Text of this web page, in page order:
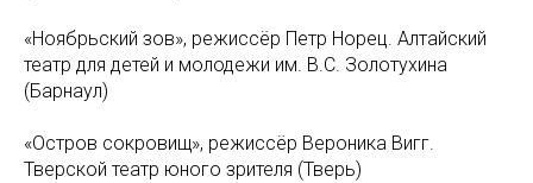
«Ноябрьский зов», режиссёр Петр Норец. Алтайский
театр для детей и молодежи им. В.С. Золотухина
(Барнаул)
«Остров сокровищ», режиссёр Вероника Вигг.
Тверской театр юного зрителя (Тверь)